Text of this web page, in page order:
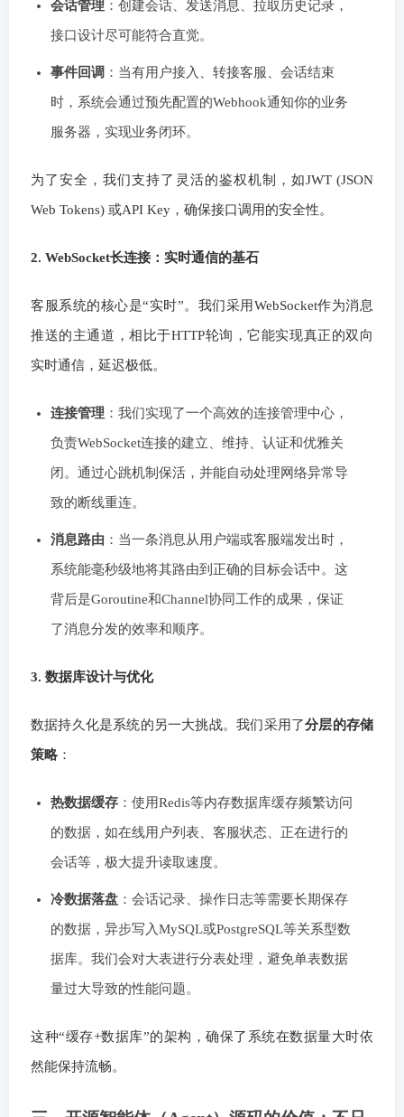
会话管理 ：创建会话、发送消息、拉取历史记录，
接口设计尽可能符合直觉。
事件回调 ：当有用户接入、转接客服、会话结束
时，系统会通过预先配置的Webhook通知你的业务
服务器，实现业务闭环。
为了安全，我们支持了灵活的鉴权机制，如JWT (JSON
Web Tokens) 或API Key，确保接口调用的安全性。
2. WebSocket长连接：实时通信的基石
客服系统的核心是“实时”。我们采用WebSocket作为消息
推送的主通道，相比于HTTP轮询，它能实现真正的双向
实时通信，延迟极低。
连接管理 ：我们实现了一个高效的连接管理中心，
负责WebSocket连接的建立、维持、认证和优雅关
闭。通过心跳机制保活，并能自动处理网络异常导
致的断线重连。
消息路由 ：当一条消息从用户端或客服端发出时，
系统能毫秒级地将其路由到正确的目标会话中。这
背后是Goroutine和Channel协同工作的成果，保证
了消息分发的效率和顺序。
3. 数据库设计与优化
数据持久化是系统的另一大挑战。我们采用了分层的存储
策略 ：
热数据缓存 ：使用Redis等内存数据库缓存频繁访问
的数据，如在线用户列表、客服状态、正在进行的
会话等，极大提升读取速度。
冷数据落盘 ：会话记录、操作日志等需要长期保存
的数据，异步写入MySQL或PostgreSQL等关系型数
据库。我们会对大表进行分表处理，避免单表数据
量过大导致的性能问题。
这种“缓存+数据库”的架构，确保了系统在数据量大时依
然能保持流畅。